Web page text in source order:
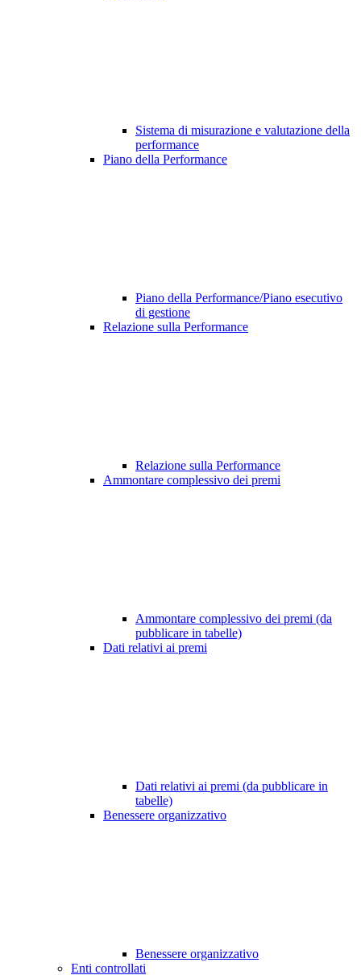
Sistema di misurazione e valutazione della
performance
Piano della Performance
Piano della Performance/Piano esecutivo
di gestione
Relazione sulla Performance
Relazione sulla Performance
Ammontare complessivo dei premi
Ammontare complessivo dei premi (da
pubblicare in tabelle)
Dati relativi ai premi
Dati relativi ai premi (da pubblicare in
tabelle)
Benessere organizzativo
Benessere organizzativo
Enti controllati